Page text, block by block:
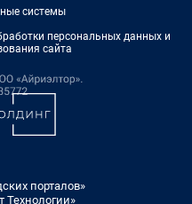
системы
персональных данных и
сайта
порталов»
Технологии»